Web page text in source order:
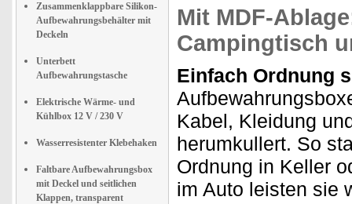
Zusammenklappbare Silikon-
Aufbewahrungsbehälter mit
Deckeln
Unterbett
Aufbewahrungstasche
Elektrische Wärme- und
Kühlbox 12 V / 230 V
Wasserresistenter Klebehaken
Faltbare Aufbewahrungsbox
mit Deckel und seitlichen
Klappen, transparent
Mit MDF-
Campingtisch
Einfach Ordnung
Kabel, Kleidung
herumkullert. So
Ordnung in Keller
im Auto leisten sie